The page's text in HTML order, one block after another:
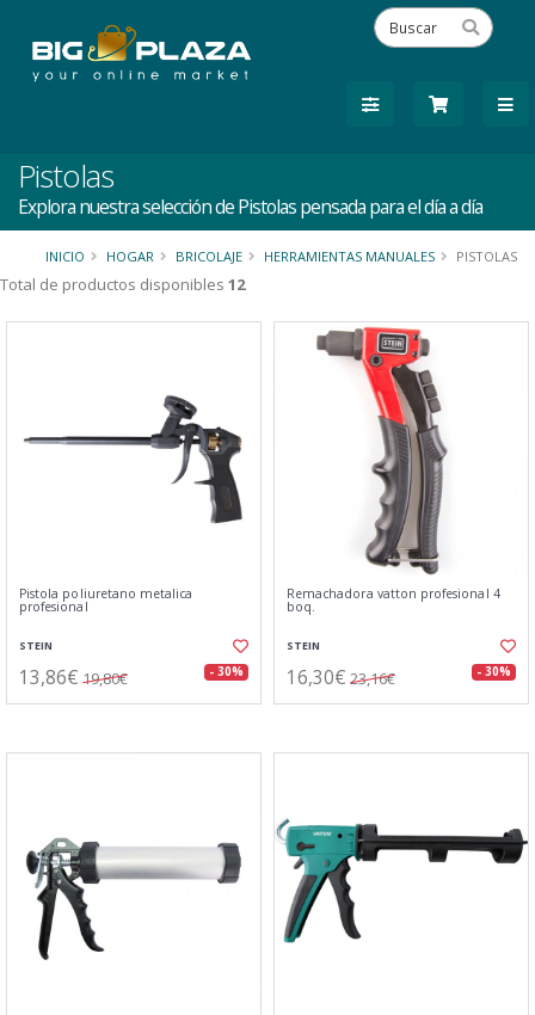
Pistolas
Explora nuestra selección de Pistolas pensada para el día a día
INICIO HOGAR BRICOLAJE HERRAMIENTAS MANUALES PISTOLAS
Total de productos disponibles 12
Pistola poliuretano metalica
profesional
STEIN
13,86€ 19,80€ - 30%
Remachadora vatton profesional 4
boq.
STEIN
16,30€ 23,16€ - 30%